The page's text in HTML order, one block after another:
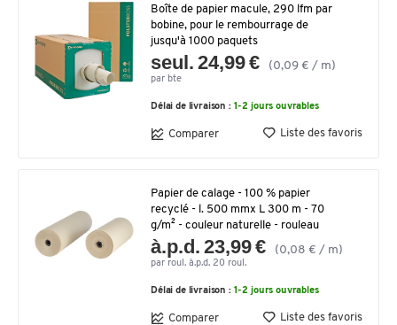
Boîte de papier macule, 290 lfm par
bobine, pour le rembourrage de
jusqu'à 1000 paquets
seul. 24,99 € (0,09 € / m)
par bte
Délai de livraison : 1-2 jours ouvrables
Comparer Liste des favoris
Papier de calage - 100 % papier
recyclé - l. 500 mmx L 300 m - 70
g/m² - couleur naturelle - rouleau
à.p.d. 23,99 € (0,08 € / m)
par roul. à.p.d. 20 roul.
Délai de livraison : 1-2 jours ouvrables
Comparer Liste des favoris